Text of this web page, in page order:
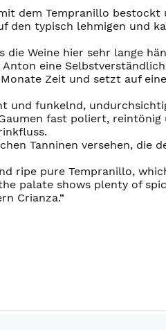
dem Tempranillo
den typisch lehmigen und
Weine hier sehr lange
eine
Zeit und setzt auf
und funkelnd,
fast poliert,
Tanninen versehen, die
ripe pure Tempranillo,
palate shows plenty of
Crianza.“